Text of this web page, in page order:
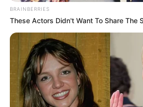
Elle demande alors l’aide de
veut pas se mêler des affaires
qui le soutient dans cette
prochains épisodes, diffusés
vendredi 12 juin 2026 sur
Laumière va révéler à Eve le
BRAINBERRIES
These Actors Didn't Want To Share The